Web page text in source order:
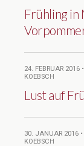
Frühling in
24. FEBRUAR 2016
KOEBSCH
Lust auf
30. JANUAR 2016 •
KOEBSCH